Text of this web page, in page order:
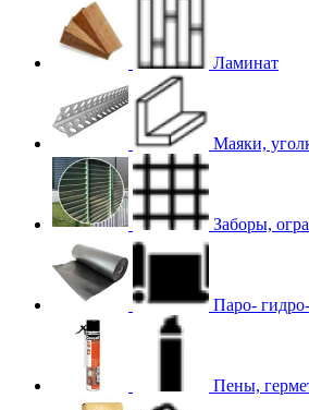
Ламинат
Маяки,
Заборы,
Паро-
Пены,